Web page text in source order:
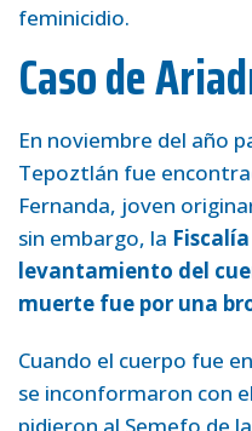
feminicidio.
Caso de
En noviembre del año
Tepoztlán fue
Fernanda, joven
sin embargo, la
levantamiento del
muerte fue por una
Cuando el cuerpo fue
se inconformaron con
pidieron al Semefo de